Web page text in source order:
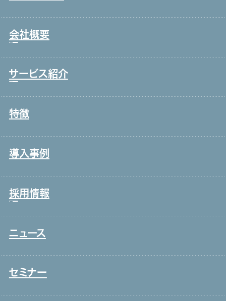
会社概要
トップメッセージ
事業戦略・事業領域
ブランド理念
沿革
サービス紹介
コールセンター・オフィスワーク
製造・工場
宿泊・外食
営業
特徴
導入事例
採用情報
新卒採用
中途採用
ニュース
セミナー